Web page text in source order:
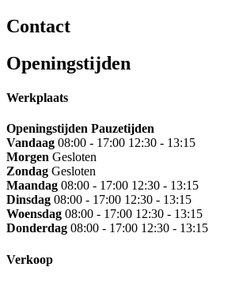
Contact
Openingstijden
Werkplaats
Openingstijden Pauzetijden
Vandaag 08:00 - 17:00 12:30 - 13:15
Morgen Gesloten
Zondag Gesloten
Maandag 08:00 - 17:00 12:30 - 13:15
Dinsdag 08:00 - 17:00 12:30 - 13:15
Woensdag 08:00 - 17:00 12:30 - 13:15
Donderdag 08:00 - 17:00 12:30 - 13:15
Verkoop